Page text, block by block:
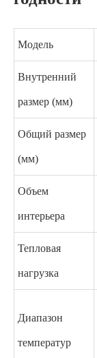
Модель
Внутренний
размер (мм)
Общий размер
(мм)
Объем
интерьера
Тепловая
нагрузка
Диапазон
температур